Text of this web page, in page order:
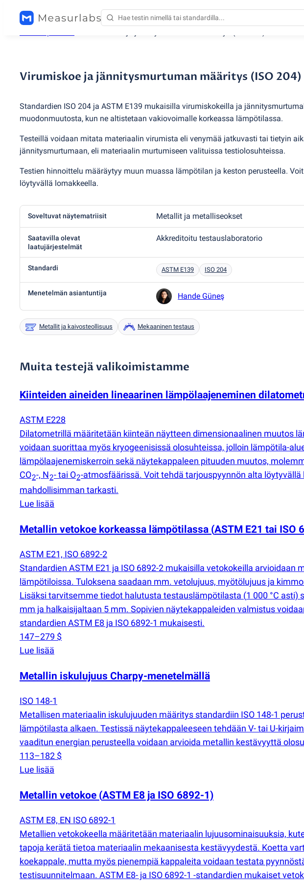
Virumiskoe ja jännitysmurtuman määritys (ISO 204)
Standardien ISO 204 ja ASTM E139 mukaisilla virumiskokeilla ja
muodonmuutosta, kun ne altistetaan vakiovoimalle korkeassa lämpötilassa.
Testeillä voidaan mitata materiaalin virumista eli venymää jatkuvasti tai tietyin
jännitysmurtumaan, eli materiaalin murtumiseen valituissa testiolosuhteissa.
Testien hinnoittelu määräytyy muun muassa lämpötilan ja keston perusteella.
löytyvällä lomakkeella.
Soveltuvat näytematriisit Metallit ja metalliseokset
Saatavilla olevat
laatujärjestelmät
Akkreditoitu testauslaboratorio
Standardi ASTM E139 ISO 204
Menetelmän asiantuntija Hande Güneş
Metallit ja kaivosteollisuus Mekaaninen testaus
Muita testejä valikoimistamme
Kiinteiden aineiden lineaarinen lämpölaajeneminen
ASTM E228
Dilatometrillä määritetään kiinteän näytteen dimensionaalinen muutos
voidaan suorittaa myös kryogeenisissä olosuhteissa, jolloin lämpötila-
lämpölaajenemiskerroin sekä näytekappaleen pituuden muutos,
CO2-, N2- tai O2-atmosfäärissä. Voit tehdä tarjouspyynnön alta
mahdollisimman tarkasti.
Lue lisää
Metallin vetokoe korkeassa lämpötilassa (ASTM E21 tai ISO
ASTM E21, ISO 6892-2
Standardien ASTM E21 ja ISO 6892-2 mukaisilla vetokokeilla
lämpötiloissa. Tuloksena saadaan mm. vetolujuus, myötölujuus ja
Lisäksi tarvitsemme tiedot halutusta testauslämpötilasta (1 000 °C asti)
mm ja halkaisijaltaan 5 mm. Sopivien näytekappaleiden valmistus
standardien ASTM E8 ja ISO 6892-1 mukaisesti.
147–279 $
Lue lisää
Metallin iskulujuus Charpy-menetelmällä
ISO 148-1
Metallisen materiaalin iskulujuuden määritys standardiin ISO 148-1
lämpötilasta alkaen. Testissä näytekappaleeseen tehdään V- tai U-
vaaditun energian perusteella voidaan arvioida metallin kestävyyttä
113–182 $
Lue lisää
Metallin vetokoe (ASTM E8 ja ISO 6892-1)
ASTM E8, EN ISO 6892-1
Metallien vetokokeella määritetään materiaalin lujuusominaisuuksia,
tapoja kerätä tietoa materiaalin mekaanisesta kestävyydestä. Koetta
koekappale, mutta myös pienempiä kappaleita voidaan testata
testisuunnitelmaan. ASTM E8- ja ISO 6892-1 -standardien mukaiset